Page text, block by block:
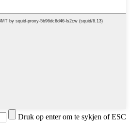
Druk op enter om te sykjen of ESC